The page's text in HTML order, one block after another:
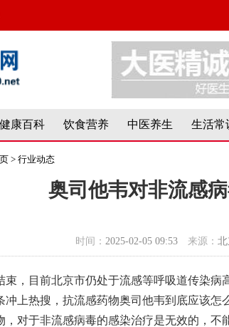
健康百科 饮食营养 中医养生 生活常
> 行业动态
奥司他韦对非流感
时间： 2025-02-05 09:53 来源：
束，目前北京市仍处于流感等呼吸道传染病
冲上热搜，抗流感药物奥司他韦到底应该怎
，对于非流感病毒的感染治疗是无效的，不